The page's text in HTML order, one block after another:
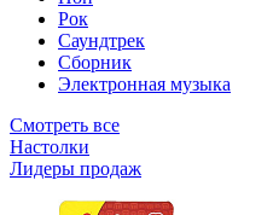
Рок
Саундтрек
Сборник
Электронная музыка
Смотреть все
Настолки
Лидеры продаж